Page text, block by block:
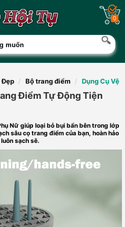
0
Đẹp Bộ trang điểm Dụng Cụ Vệ
Điểm Tự Động Tiện
Nữ giúp loại bỏ bụi bẩn bên trong lớp
sâu cọ trang điểm của bạn, hoàn hảo
sạch sẽ.